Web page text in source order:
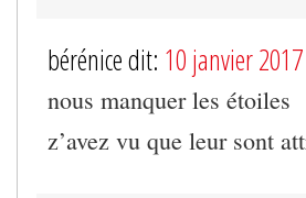
bérénice dit: 10 janvier
nous manquer les étoiles
z’avez vu que leur sont